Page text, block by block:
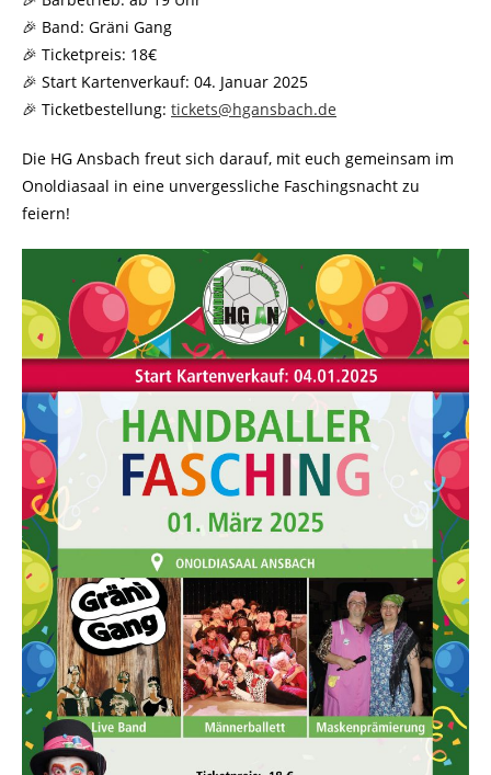
🎉 Band: Gräni Gang
🎉 Ticketpreis: 18€
🎉 Start Kartenverkauf: 04. Januar 2025
🎉 Ticketbestellung: tickets@hgansbach.de
Die HG Ansbach freut sich darauf, mit euch gemeinsam im
Onoldiasaal in eine unvergessliche Faschingsnacht zu
feiern!